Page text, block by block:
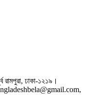
রামপুরা, ঢাকা-১২১৯।